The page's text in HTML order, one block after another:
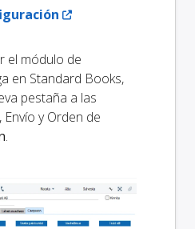
el módulo de
en Standard Books,
pestaña a las
y Orden de
.